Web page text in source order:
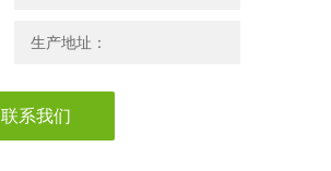
生产地址：
联系我们